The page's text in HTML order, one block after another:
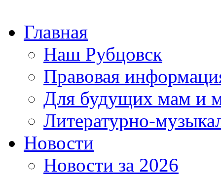
Главная
Наш Рубцовск
Правовая
Для будущих мам и
Литературно-
Новости
Новости за 2026